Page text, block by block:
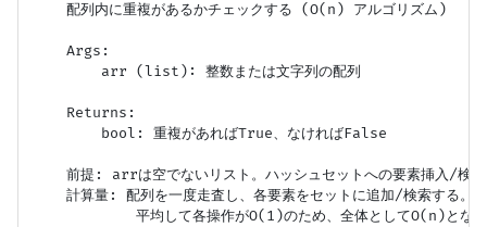
    配列内に重複があるかチェックする (O(n) アルゴリズム)
    Args:
        arr (list): 整数または文字列の配列
    Returns:
        bool: 重複があればTrue、なければFalse
前提: arrは空でないリスト。ハッシュセットへの要素挿入/検
    計算量: 配列を一度走査し、各要素をセットに追加/検索する。
平均して各操作がO(1)のため、全体としてO(n)とな